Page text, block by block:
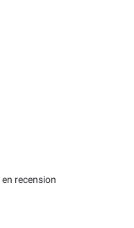
recension